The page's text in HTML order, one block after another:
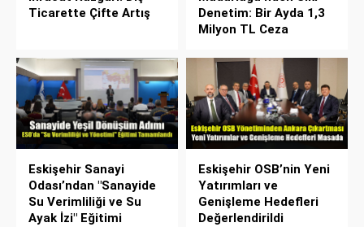
Ticarette Çifte Artış
Denetim: Bir Ayda 1,3
Milyon TL Ceza
Eskişehir Sanayi
Odası’ndan "Sanayide
Su Verimliliği ve Su
Ayak İzi" Eğitimi
Eskişehir OSB’nin Yeni
Yatırımları ve
Genişleme Hedefleri
Değerlendirildi